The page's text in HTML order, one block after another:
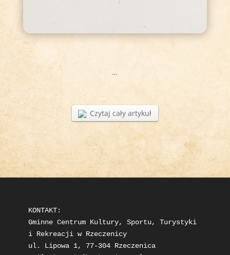
…
Czytaj cały artykuł
KONTAKT:
Gminne Centrum Kultury, Sportu, Turystyki
i Rekreacji w Rzeczenicy
ul. Lipowa 1, 77-304 Rzeczenica